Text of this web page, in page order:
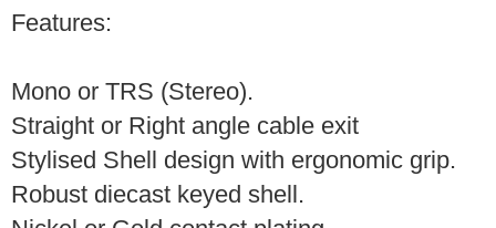
Features:
Mono or TRS (Stereo).
Straight or Right angle cable exit
Stylised Shell design with ergonomic grip.
Robust diecast keyed shell.